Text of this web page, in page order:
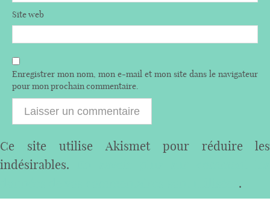
Site web
Enregistrer mon nom, mon e-mail et mon site dans le navigateur
pour mon prochain commentaire.
Ce site utilise Akismet pour réduire les
indésirables.
.